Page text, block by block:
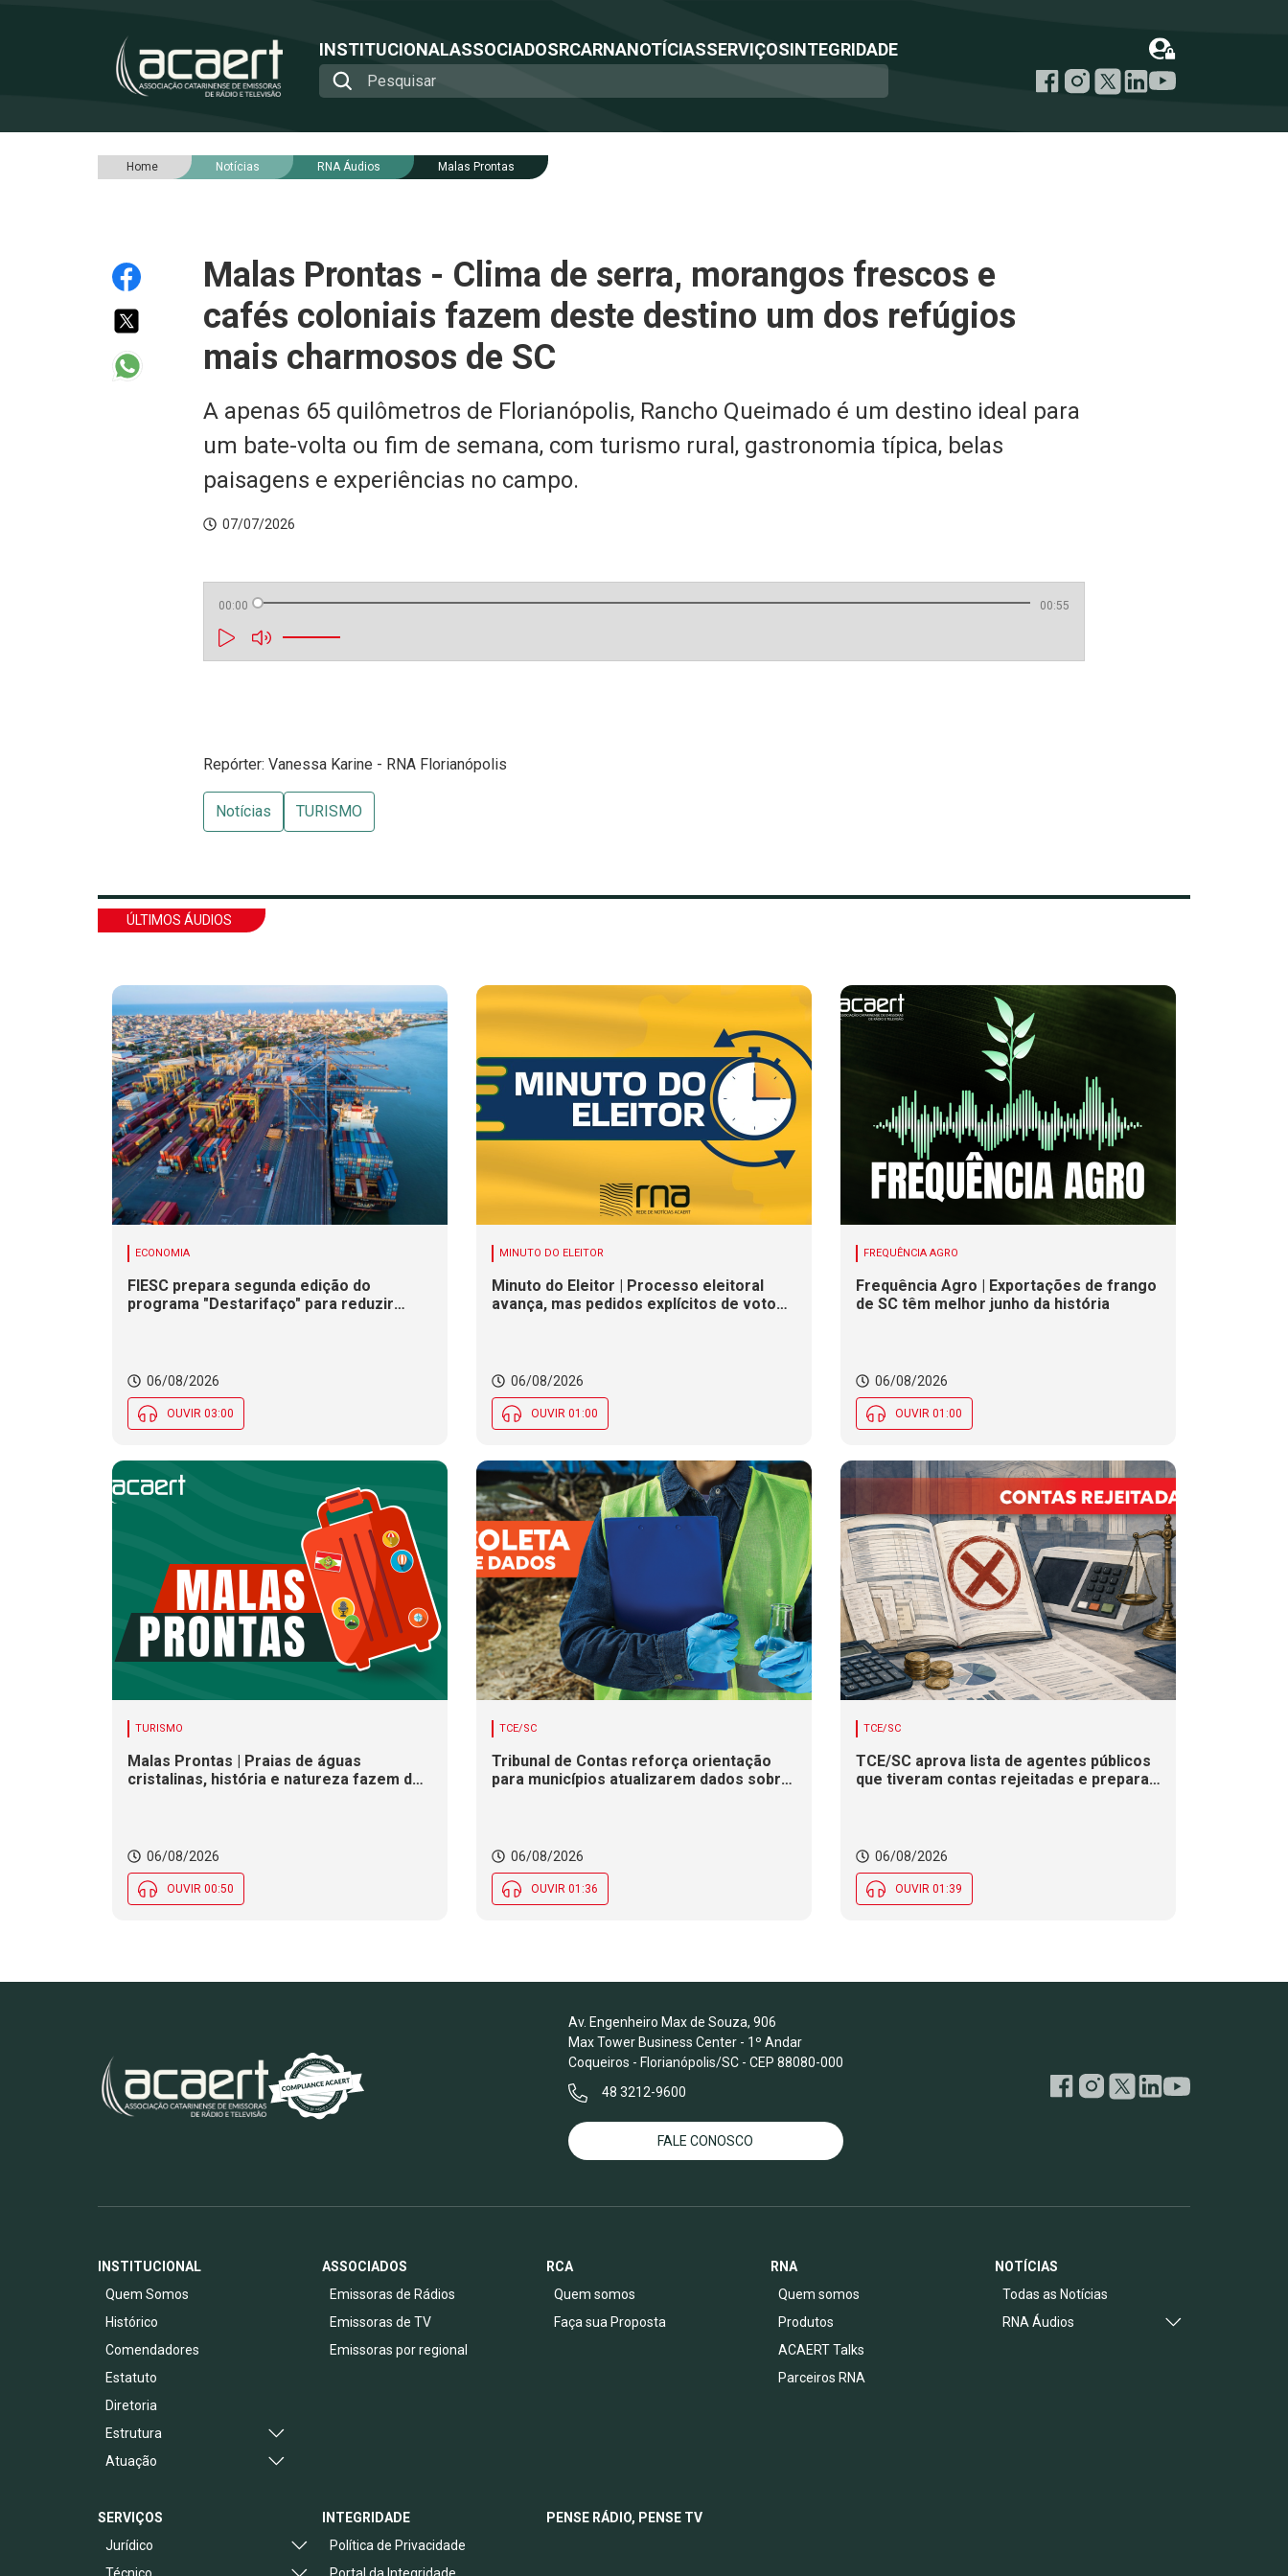
INSTITUCIONALASSOCIADOSRCARNANOTÍCIASSERVIÇOSINTEGRIDADE
Home Notícias RNA Áudios Malas Prontas
Malas Prontas - Clima de serra, morangos frescos e
cafés coloniais fazem deste destino um dos refúgios
mais charmosos de SC
A apenas 65 quilômetros de Florianópolis, Rancho Queimado é um destino ideal para
um bate-volta ou fim de semana, com turismo rural, gastronomia típica, belas
paisagens e experiências no campo.
07/07/2026
00:00 00:55
Repórter: Vanessa Karine - RNA Florianópolis
Notícias TURISMO
ÚLTIMOS ÁUDIOS
ECONOMIA
FIESC prepara segunda edição do
programa "Destarifaço" para reduzir
06/08/2026
OUVIR 03:00
MINUTO DO ELEITOR
Minuto do Eleitor | Processo eleitoral
avança, mas pedidos explícitos de voto
06/08/2026
OUVIR 01:00
FREQUÊNCIA AGRO
Frequência Agro | Exportações de frango
de SC têm melhor junho da história
06/08/2026
OUVIR 01:00
TURISMO
Malas Prontas | Praias de águas
cristalinas, história e natureza fazem de
06/08/2026
OUVIR 00:50
TCE/SC
Tribunal de Contas reforça orientação
para municípios atualizarem dados sobre
06/08/2026
OUVIR 01:36
TCE/SC
TCE/SC aprova lista de agentes públicos
que tiveram contas rejeitadas e prepara
06/08/2026
OUVIR 01:39
Av. Engenheiro Max de Souza, 906
Max Tower Business Center - 1º Andar
Coqueiros - Florianópolis/SC - CEP 88080-000
48 3212-9600
FALE CONOSCO
INSTITUCIONAL
Quem Somos
Histórico
Comendadores
Estatuto
Diretoria
Estrutura
Atuação
ASSOCIADOS
Emissoras de Rádios
Emissoras de TV
Emissoras por regional
RCA
Quem somos
Faça sua Proposta
RNA
Quem somos
Produtos
ACAERT Talks
Parceiros RNA
NOTÍCIAS
Todas as Notícias
RNA Áudios
SERVIÇOS
Jurídico
INTEGRIDADE
Política de Privacidade
PENSE RÁDIO, PENSE TV